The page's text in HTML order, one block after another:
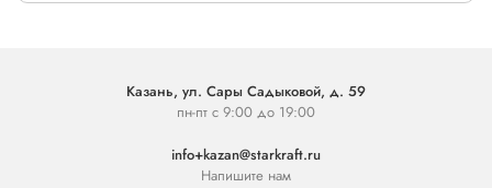
Казань, ул. Сары Садыковой, д. 59
пн-пт с 9:00 до 19:00
info+kazan@starkraft.ru
Напишите нам